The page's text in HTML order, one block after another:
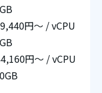
円～ / vCPU
円～ / vCPU